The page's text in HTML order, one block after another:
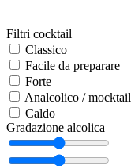
Filtri cocktail
Classico
Facile da preparare
Forte
Analcolico / mocktail
Caldo
Gradazione alcolica